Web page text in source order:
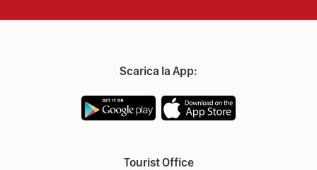
Scarica la App:
Tourist Office